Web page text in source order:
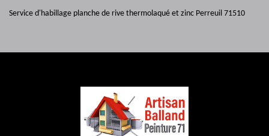
Service d'habillage planche de rive thermolaqué et zinc Perreuil 71510